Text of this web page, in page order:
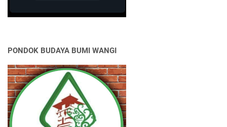
PONDOK BUDAYA BUMI WANGI